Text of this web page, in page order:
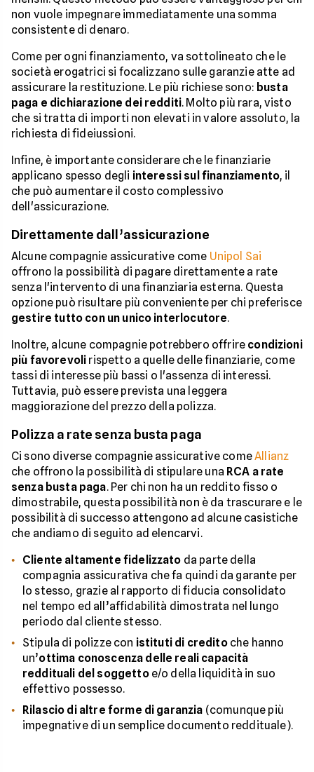
non vuole impegnare immediatamente una somma
consistente di denaro.
Come per ogni finanziamento, va sottolineato che le
società erogatrici si focalizzano sulle garanzie atte ad
assicurare la restituzione. Le più richiese sono: busta
paga e dichiarazione dei redditi. Molto più rara, visto
che si tratta di importi non elevati in valore assoluto, la
richiesta di fideiussioni.
Infine, è importante considerare che le finanziarie
applicano spesso degli interessi sul finanziamento, il
che può aumentare il costo complessivo
dell'assicurazione.
Direttamente dall’assicurazione
Alcune compagnie assicurative come Unipol Sai
offrono la possibilità di pagare direttamente a rate
senza l'intervento di una finanziaria esterna. Questa
opzione può risultare più conveniente per chi preferisce
gestire tutto con un unico interlocutore.
Inoltre, alcune compagnie potrebbero offrire condizioni
più favorevoli rispetto a quelle delle finanziarie, come
tassi di interesse più bassi o l'assenza di interessi.
Tuttavia, può essere prevista una leggera
maggiorazione del prezzo della polizza.
Polizza a rate senza busta paga
Ci sono diverse compagnie assicurative comeAllianz
che offrono la possibilità di stipulare una RCA a rate
senza busta paga. Per chi non ha un reddito fisso o
dimostrabile, questa possibilità non è da trascurare e le
possibilità di successo attengono ad alcune casistiche
che andiamo di seguito ad elencarvi.
Cliente altamente fidelizzato da parte della
compagnia assicurativa che fa quindi da garante per
lo stesso, grazie al rapporto di fiducia consolidato
nel tempo ed all’affidabilità dimostrata nel lungo
periodo dal cliente stesso.
Stipula di polizze con istituti di creditoche hanno
un’ottima conoscenza delle reali capacità
reddituali del soggettoe/o della liquidità in suo
effettivo possesso.
Rilascio di altre forme di garanzia (comunque più
impegnative di un semplice documento reddituale).